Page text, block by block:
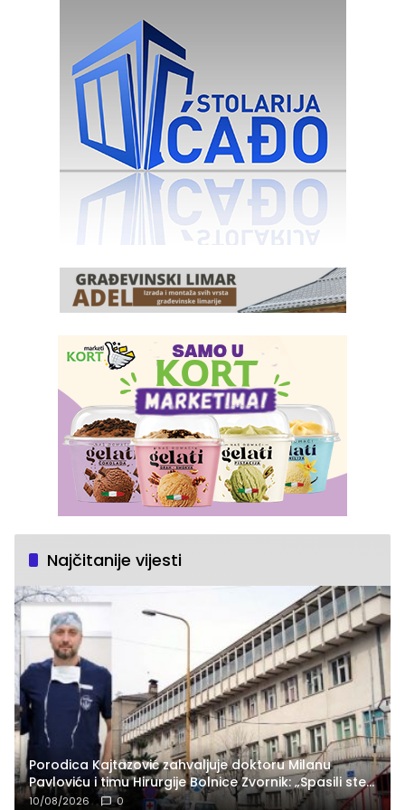
Najčitanije vijesti
Porodica Kajtazović zahvaljuje doktoru Milanu
Pavloviću i timu Hirurgije Bolnice Zvornik: „Spasili ste
život koji nema cijenu“
10/08/2026 0